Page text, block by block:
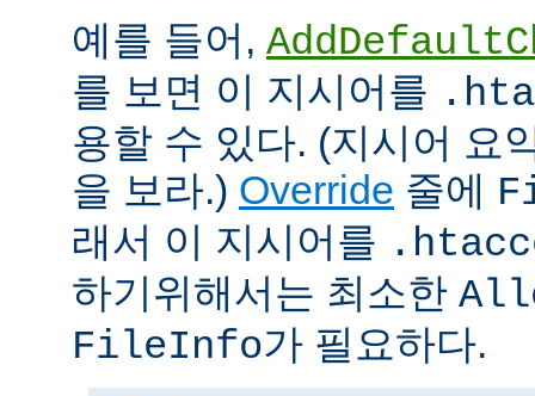
예를 들어,
를 보면 이 지시어를
용할 수 있다. (지시어 요
을 보라.) Override 줄에
래서 이 지시어를
하기위해서는 최소한
FileInfo가 필요하다.